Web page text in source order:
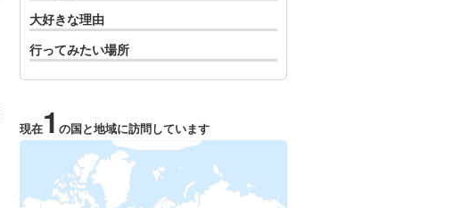
大好きな理由
行ってみたい場所
現在1 の国と地域に訪問しています